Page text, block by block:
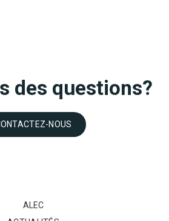
des questions?
NOUS
ALEC